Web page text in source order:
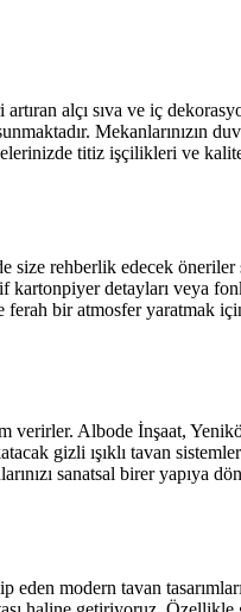
alçı sıva ve iç
Mekanlarınızın
titiz işçilikleri ve
size rehberlik edecek öneriler
kartonpiyer detayları veya
bir atmosfer yaratmak
Albode İnşaat,
gizli ışıklı tavan
sanatsal birer yapıya
modern tavan